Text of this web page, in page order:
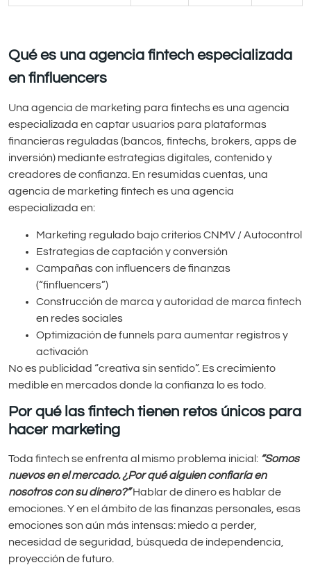
Qué es una agencia fintech especializada
en finfluencers
Una agencia de marketing para fintechs es una agencia
especializada en captar usuarios para plataformas
financieras reguladas (bancos, fintechs, brokers, apps de
inversión) mediante estrategias digitales, contenido y
creadores de confianza. En resumidas cuentas, una
agencia de marketing fintech es una agencia
especializada en:
Marketing regulado bajo criterios CNMV / Autocontrol
Estrategias de captación y conversión
Campañas con influencers de finanzas
(“finfluencers”)
Construcción de marca y autoridad de marca fintech
en redes sociales
Optimización de funnels para aumentar registros y
activación
No es publicidad “creativa sin sentido”. Es crecimiento
medible en mercados donde la confianza lo es todo.
Por qué las fintech tienen retos únicos para
hacer marketing
Toda fintech se enfrenta al mismo problema inicial: “Somos
nuevos en el mercado. ¿Por qué alguien confiaría en
nosotros con su dinero?”Hablar de dinero es hablar de
emociones. Y en el ámbito de las finanzas personales, esas
emociones son aún más intensas: miedo a perder,
necesidad de seguridad, búsqueda de independencia,
proyección de futuro.